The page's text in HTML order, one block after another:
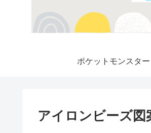
ポケットモンスタ
アイロンビーズ